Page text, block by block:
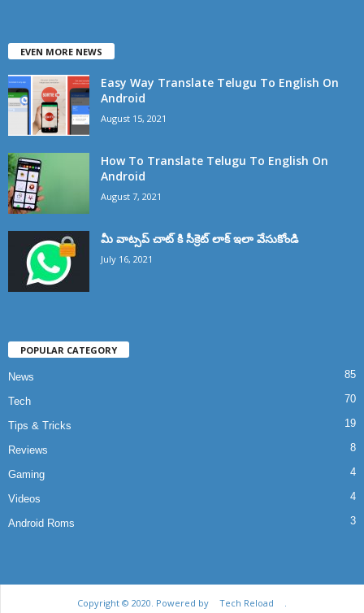
EVEN MORE NEWS
Easy Way Translate Telugu To English On
Android
August 15, 2021
How To Translate Telugu To English On
Android
August 7, 2021
మీ వాట్సప్ చాట్ కి సీక్రెట్ లాక్ ఇలా వేసుకోండి
July 16, 2021
POPULAR CATEGORY
News 85
Tech 70
Tips & Tricks 19
Reviews 8
Gaming 4
Videos 4
Android Roms 3
Copyright ©️ 2020. Powered by Tech Reload .